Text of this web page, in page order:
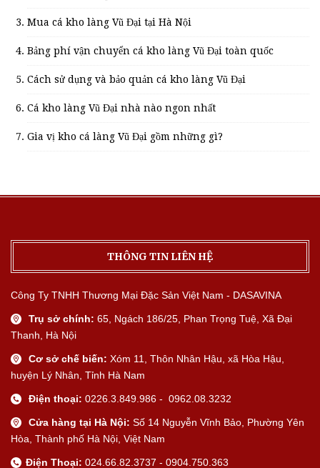
Mua cá kho làng Vũ Đại tại Hà Nội
Bảng phí vận chuyển cá kho làng Vũ Đại toàn quốc
Cách sử dụng và bảo quản cá kho làng Vũ Đại
Cá kho làng Vũ Đại nhà nào ngon nhất
Gia vị kho cá làng Vũ Đại gồm những gì?
THÔNG TIN LIÊN HỆ
Công Ty TNHH Thương Mại Đặc Sản Việt Nam - DASAVINA
Trụ sở chính: 65, Ngách 186/25, Phan Trọng Tuệ, Xã Đại
Thanh, Hà Nội
Cơ sở chế biến: Xóm 11, Thôn Nhân Hậu, xã Hòa Hậu,
huyện Lý Nhân, Tỉnh Hà Nam
Điện thoại: 0226.3.849.986 - 0962.08.3232
Cửa hàng tại Hà Nội: Số 14 Nguyễn Vĩnh Bảo, Phường Yên
Hòa, Thành phố Hà Nội, Việt Nam
Điện Thoại: 024.66.82.3737 - 0904.750.363